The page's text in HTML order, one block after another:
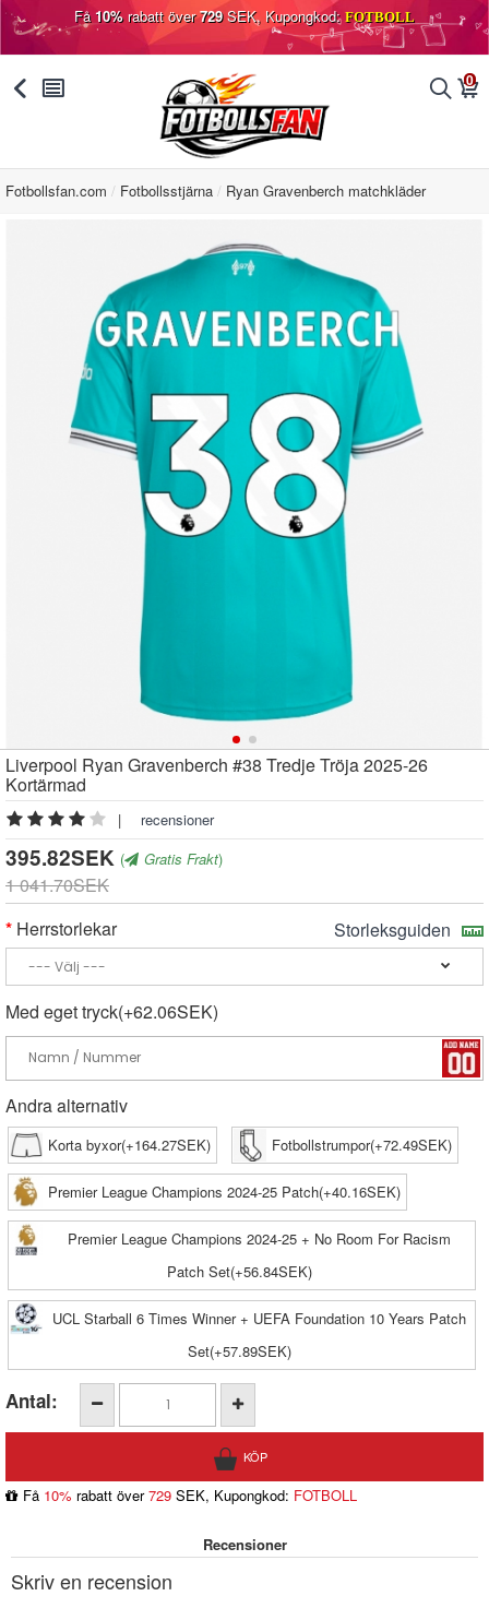
Få10%rabatt över729SEK, Kupongkod: FOTBOLL
󰅯 󰂩 󰂨 0
󰃦
Fotbollsfan.com Fotbollsstjärna Ryan Gravenberch matchkläder
Liverpool Ryan Gravenberch #38 Tredje Tröja 2025-26
Kortärmad
| recensioner
395.82SEK ( Gratis Frakt)
1 041.70SEK
Herrstorlekar
Storleksguiden
Med eget tryck(+62.06SEK)
Andra alternativ
Korta byxor(+164.27SEK) Fotbollstrumpor(+72.49SEK)
Premier League Champions 2024-25 Patch(+40.16SEK)
Premier League Champions 2024-25 + No Room For Racism
Patch Set(+56.84SEK)
UCL Starball 6 Times Winner + UEFA Foundation 10 Years Patch
Set(+57.89SEK)
Antal:
Få 10% rabatt över729 SEK, Kupongkod: FOTBOLL
Recensioner
Skriv en recension